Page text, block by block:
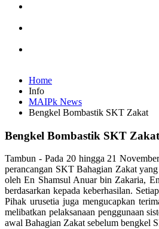
Home
Info
MAIPk News
Bengkel Bombastik SKT Zakat
Bengkel Bombastik SKT Zakat
Tambun - Pada 20 hingga 21
perancangan SKT Bahagian Zakat
oleh En Shamsul Anuar bin Zakaria,
berdasarkan kepada keberhasilan.
Pihak urusetia juga mengucapkan
melibatkan pelaksanaan penggunaan
awal Bahagian Zakat sebelum bengkel